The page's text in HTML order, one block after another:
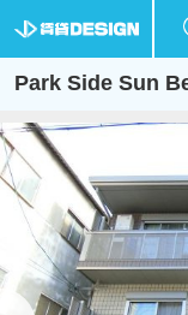
Park Side Sun